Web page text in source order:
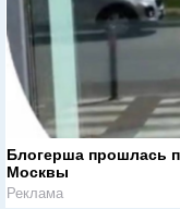
Блогерша прошлась
Москвы
Реклама